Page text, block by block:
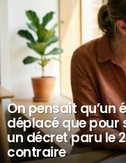
On pensait qu’un
déplacé que pour
un décret paru le
contraire